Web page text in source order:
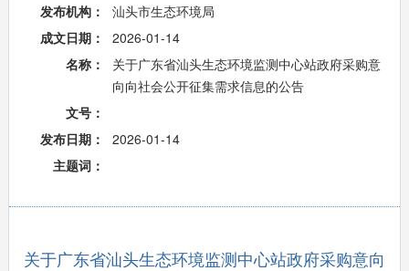
发布机构：
汕头市生态环境局
成文日期：
2026-01-14
名称：
关于广东省汕头生态环境监测中心站政府采购意
向向社会公开征集需求信息的公告
文号：
发布日期：
2026-01-14
主题词：
关于广东省汕头生态环境监测中心站政府采购意向